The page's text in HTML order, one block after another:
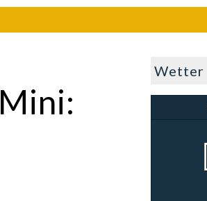
Wetter